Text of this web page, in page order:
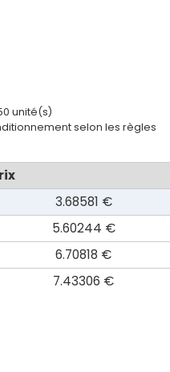
unité(s)
selon les règles
3.68581 €
5.60244 €
6.70818 €
7.43306 €